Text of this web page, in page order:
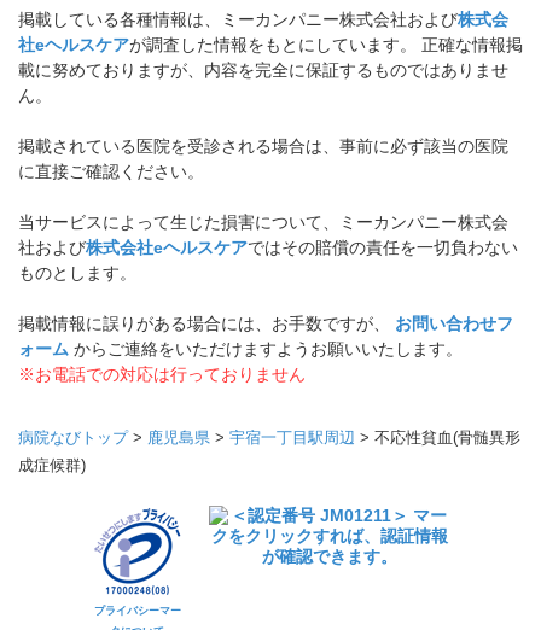
掲載している各種情報は、ミーカンパニー株式会社および株式会
社eヘルスケアが調査した情報をもとにしています。 正確な情報掲
載に努めておりますが、内容を完全に保証するものではありませ
ん。
掲載されている医院を受診される場合は、事前に必ず該当の医院
に直接ご確認ください。
当サービスによって生じた損害について、ミーカンパニー株式会
社および株式会社eヘルスケアではその賠償の責任を一切負わない
ものとします。
掲載情報に誤りがある場合には、お手数ですが、 お問い合わせフ
ォーム からご連絡をいただけますようお願いいたします。
※お電話での対応は行っておりません
病院なびトップ> 鹿児島県 > 宇宿一丁目駅周辺 > 不応性貧血(骨髄異形
成症候群)
プライバシーマー